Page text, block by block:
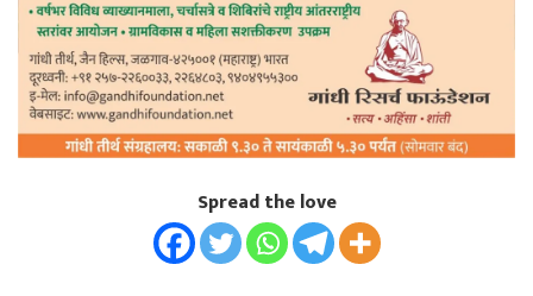
Spread the love